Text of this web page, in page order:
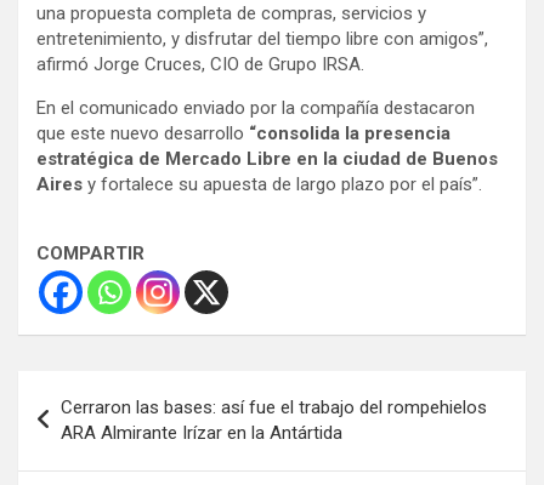
una propuesta completa de compras, servicios y
entretenimiento, y disfrutar del tiempo libre con amigos”,
afirmó Jorge Cruces, CIO de Grupo IRSA.
En el comunicado enviado por la compañía destacaron
que este nuevo desarrollo “consolida la presencia
estratégica de Mercado Libre en la ciudad de Buenos
Aires y fortalece su apuesta de largo plazo por el país”.
COMPARTIR
de
entradas
Cerraron las bases: así fue el trabajo del rompehielos
ARA Almirante Irízar en la Antártida